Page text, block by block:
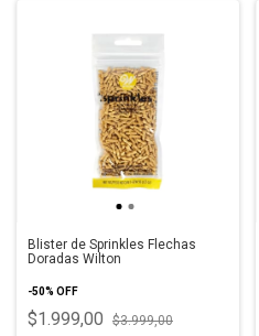
Blister de Sprinkles Flechas
Doradas Wilton
-50% OFF
$1.999,00
$3.999,00